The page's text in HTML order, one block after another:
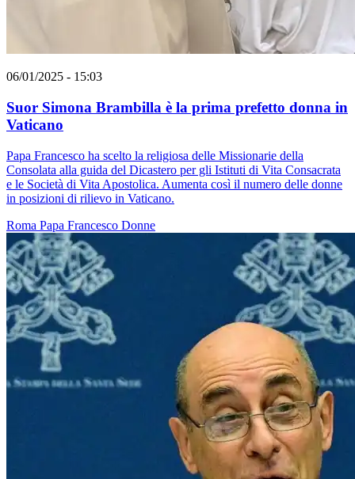
06/01/2025 - 15:03
Suor Simona Brambilla è la prima prefetto donna in
Vaticano
Papa Francesco ha scelto la religiosa delle Missionarie della
Consolata alla guida del Dicastero per gli Istituti di Vita Consacrata
e le Società di Vita Apostolica. Aumenta così il numero delle donne
in posizioni di rilievo in Vaticano.
Roma Papa Francesco Donne